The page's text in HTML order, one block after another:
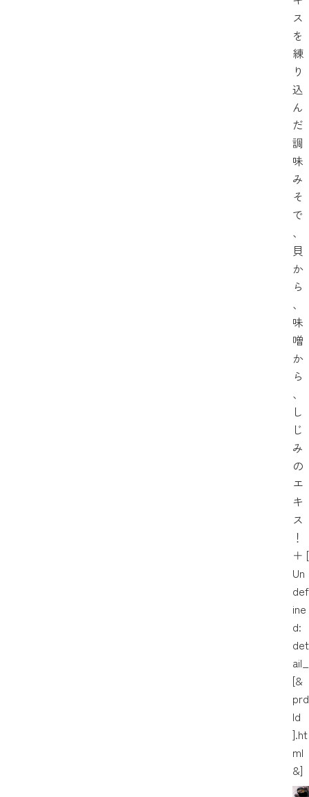
ス
を
練
り
込
ん
だ
調
味
み
そ
で
、
貝
か
ら
、
味
噌
か
ら
、
し
じ
み
の
エ
キ
ス
！
＋ [
Un
def
ine
d:
det
ail_
[&
prd
Id
].ht
ml
&]